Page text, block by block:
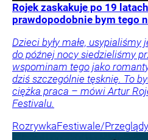
Rojek zaskakuje po 19
prawdopodobnie bym tego
Dzieci były małe,
do późnej nocy siedzieliśmy
wspominam tego jako
dziś szczególnie tęsknię. To
ciężka praca – mówi Artur
Festivalu.
RozrywkaFestiwale/Przeglądy